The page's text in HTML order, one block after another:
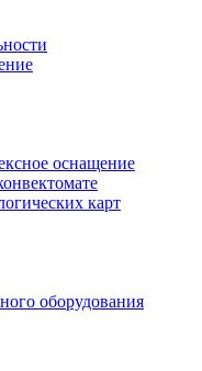
оснащение
карт
оборудования